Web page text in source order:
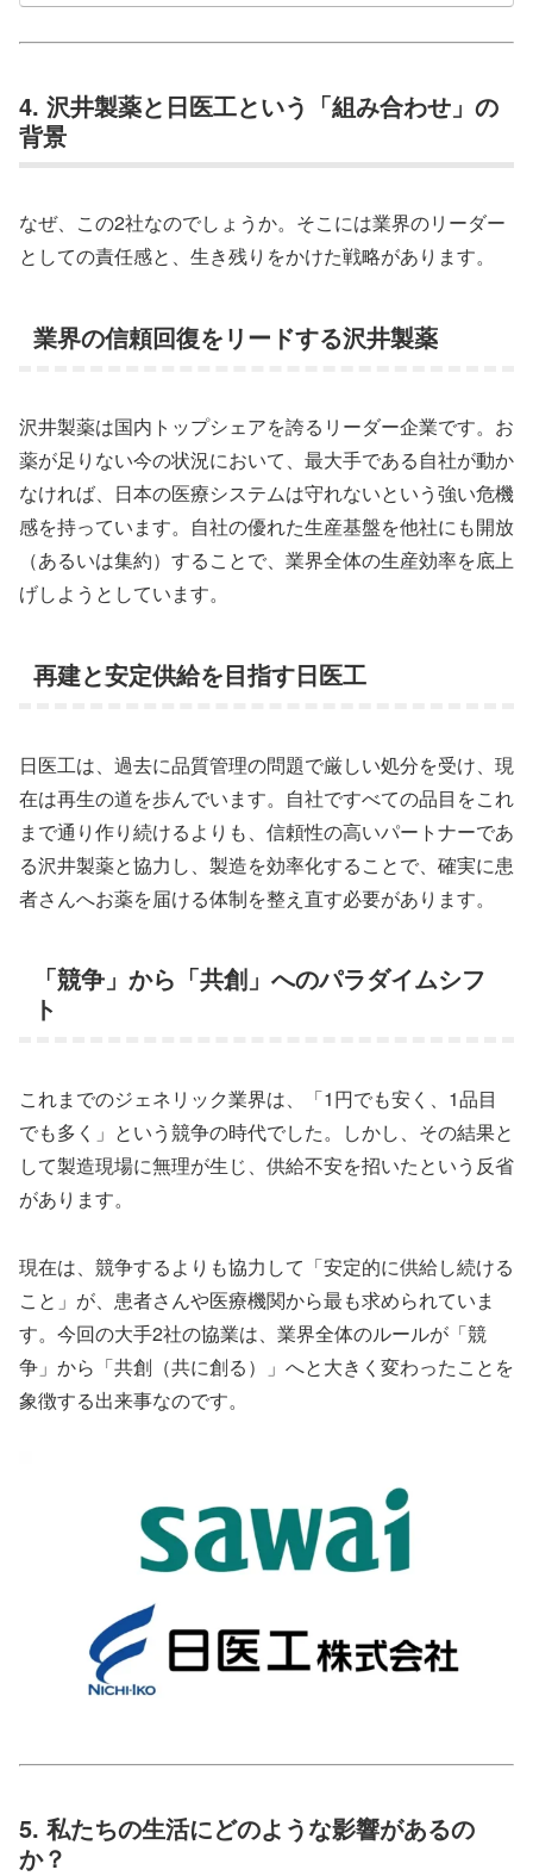
4. 沢井製薬と日医工という「組み合わせ」の
背景
なぜ、この2社なのでしょうか。そこには業界のリーダー
としての責任感と、生き残りをかけた戦略があります。
業界の信頼回復をリードする沢井製薬
沢井製薬は国内トップシェアを誇るリーダー企業です。お
薬が足りない今の状況において、最大手である自社が動か
なければ、日本の医療システムは守れないという強い危機
感を持っています。自社の優れた生産基盤を他社にも開放
（あるいは集約）することで、業界全体の生産効率を底上
げしようとしています。
再建と安定供給を目指す日医工
日医工は、過去に品質管理の問題で厳しい処分を受け、現
在は再生の道を歩んでいます。自社ですべての品目をこれ
まで通り作り続けるよりも、信頼性の高いパートナーであ
る沢井製薬と協力し、製造を効率化することで、確実に患
者さんへお薬を届ける体制を整え直す必要があります。
「競争」から「共創」へのパラダイムシフ
ト
これまでのジェネリック業界は、「1円でも安く、1品目
でも多く」という競争の時代でした。しかし、その結果と
して製造現場に無理が生じ、供給不安を招いたという反省
があります。
現在は、競争するよりも協力して「安定的に供給し続ける
こと」が、患者さんや医療機関から最も求められていま
す。今回の大手2社の協業は、業界全体のルールが「競
争」から「共創（共に創る）」へと大きく変わったことを
象徴する出来事なのです。
5. 私たちの生活にどのような影響があるの
か？